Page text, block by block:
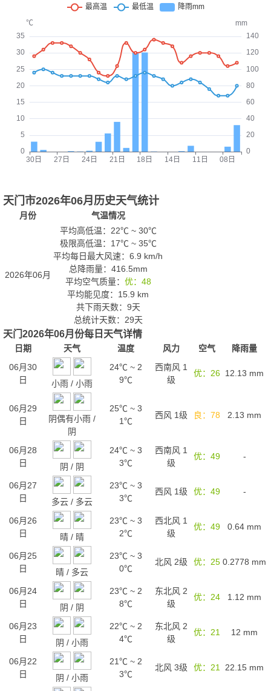
天门市2026年06月历史天气统计
月份 气温情况
2026年06月
平均高低温： 22℃ ~ 30℃
极限高低温： 17℃ ~ 35℃
平均每日最大风速：6.9 km/h
总降雨量：416.5mm
平均空气质量： 优：48
平均能见度：15.9 km
共下雨天数：9天
总统计天数：29天
天门2026年06月份每日天气详情
日期 天气 温度 风力 空气
降雨量
06月30
日
小雨/ 小雨
24℃ ~ 2
9℃
西南风 1
级
优：26 12.13 mm
06月29
日
阴偶有小雨/
阴
25℃ ~ 3
1℃
西风 1级 良：78 2.13 mm
06月28
日
阴 / 阴
24℃ ~ 3
3℃
西南风 1
级
优：49 -
06月27
日
多云/ 多云
23℃ ~ 3
3℃
西风 1级 优：49 -
06月26
日
晴/ 晴
23℃ ~ 3
2℃
西北风 1
级
优：49 0.64 mm
06月25
日
晴/ 多云
23℃ ~ 3
0℃
北风 2级 优：25 0.2778 mm
06月24
日
阴 / 阴
23℃ ~ 2
8℃
东北风 2
级
优：24 1.12 mm
06月23
日
阴 / 小雨
22℃ ~ 2
4℃
东北风 2
级
优：21 12 mm
06月22
日
阴 / 小雨
21℃ ~ 2
3℃
北风 3级 优：21 22.15 mm